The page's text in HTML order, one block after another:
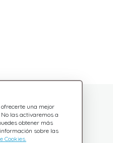
una mejor
las activaremos a
obtener más
sobre las
Cookies.
ayudarte